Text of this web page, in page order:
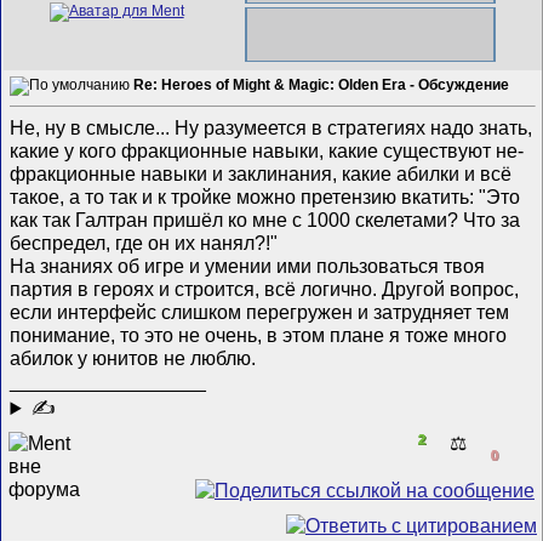
Re: Heroes of Might & Magic: Olden Era - Обсуждение
Не, ну в смысле... Ну разумеется в стратегиях надо знать,
какие у кого фракционные навыки, какие существуют не-
фракционные навыки и заклинания, какие абилки и всё
такое, а то так и к тройке можно претензию вкатить: "Это
как так Галтран пришёл ко мне с 1000 скелетами? Что за
беспредел, где он их нанял?!"
На знаниях об игре и умении ими пользоваться твоя
партия в героях и строится, всё логично. Другой вопрос,
если интерфейс слишком перегружен и затрудняет тем
понимание, то это не очень, в этом плане я тоже много
абилок у юнитов не люблю.
✍
2 ⚖️
0